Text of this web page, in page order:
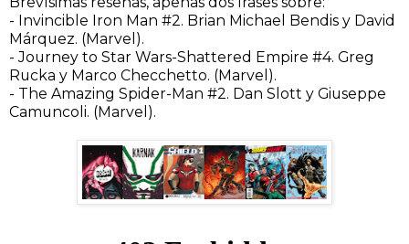
- Invincible Iron Man #2. Brian Michael Bendis y David
Márquez. (Marvel).
- Journey to Star Wars-Shattered Empire #4. Greg
Rucka y Marco Checchetto. (Marvel).
- The Amazing Spider-Man #2. Dan Slott y Giuseppe
Camuncoli. (Marvel).